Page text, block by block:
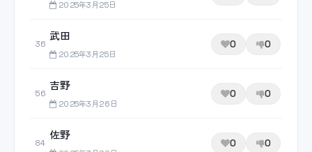
2025年3月25日
36
武田
2025年3月25日
0 0
56
吉野
2025年3月26日
0 0
84
佐野
0 0